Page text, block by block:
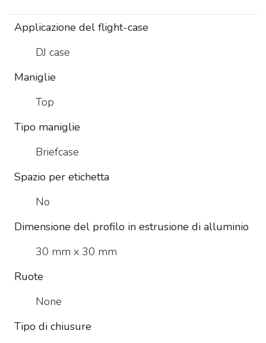
Applicazione del flight-case
DJ case
Maniglie
Top
Tipo maniglie
Briefcase
Spazio per etichetta
No
Dimensione del profilo in estrusione di alluminio
30 mm x 30 mm
Ruote
None
Tipo di chiusure